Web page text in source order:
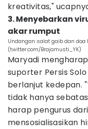
kreativitas,"
3. Menyebarkan
akar rumput
Undangan salat gaib dan doa
(twitter.com/Brajamusti_YK)
Maryadi
suporter Persis
berlanjut kedepan.
tidak hanya
harap pengurus
mensosialisasikan